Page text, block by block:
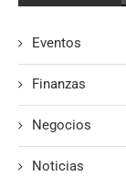
Eventos
Finanzas
Negocios
Noticias